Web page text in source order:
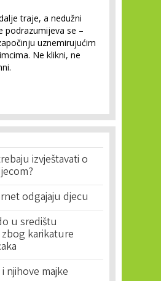
traje, a nedužni
podrazumijeva se –
uznemirujućim
Ne klikni, ne
izvještavati o
odgajaju djecu
u središtu
karikature
njihove majke